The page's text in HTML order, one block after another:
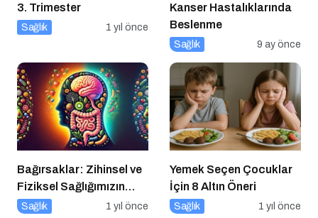
3. Trimester
Sağlık 1 yıl önce
Kanser Hastalıklarında
Beslenme
Sağlık 9 ay önce
Bağırsaklar: Zihinsel ve
Fiziksel Sağlığımızın
Gizli Yöneticisi!
Sağlık 1 yıl önce
Yemek Seçen Çocuklar
İçin 8 Altın Öneri
Sağlık 1 yıl önce